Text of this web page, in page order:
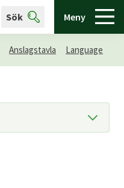
Sök Meny
Anslagstavla Language